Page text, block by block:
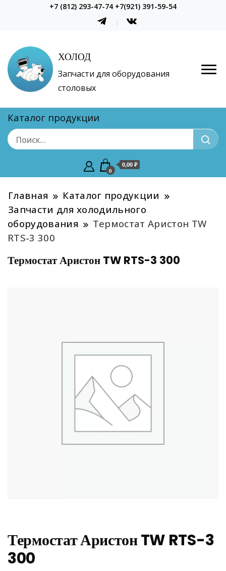
+7 (812) 293-47-74 +7(921) 391-59-54
ХОЛОД
Запчасти для оборудования
столовых
Каталог продукции
0
0,00 ₽
Главная
Каталог продукции
Запчасти для холодильного
оборудования
Термостат Аристон TW
RTS-3 300
Термостат Аристон TW RTS-3 300
Термостат Аристон TW RTS-3
300